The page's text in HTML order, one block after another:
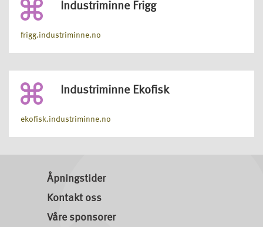
Industriminne Frigg
frigg.industriminne.no
Industriminne Ekofisk
ekofisk.industriminne.no
Åpningstider
Kontakt oss
Våre sponsorer